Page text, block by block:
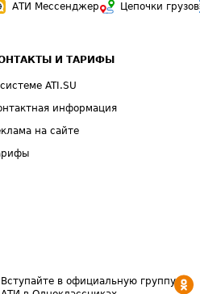
АТИ Мессенджер Цепочки грузов
И ТАРИФЫ
ATI.SU
информация
на сайте
Вступайте в официальную группу